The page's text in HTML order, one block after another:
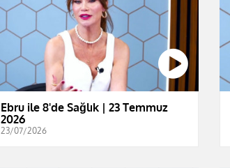
Ebru ile 8'de Sağlık | 23 Temmuz
2026
23/07/2026